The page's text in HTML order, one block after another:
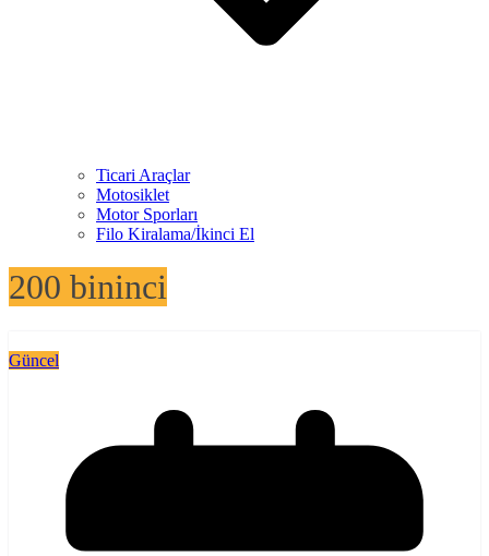
Ticari Araçlar
Motosiklet
Motor Sporları
Filo Kiralama/İkinci El
200 bininci
Güncel